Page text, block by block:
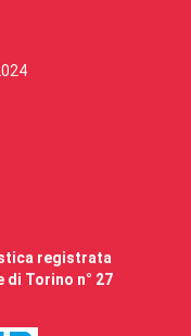
registrata
di Torino n° 27